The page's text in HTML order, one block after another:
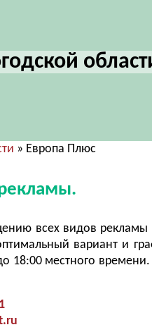
» Европа Плюс
всех видов
вариант и
18:00 местного